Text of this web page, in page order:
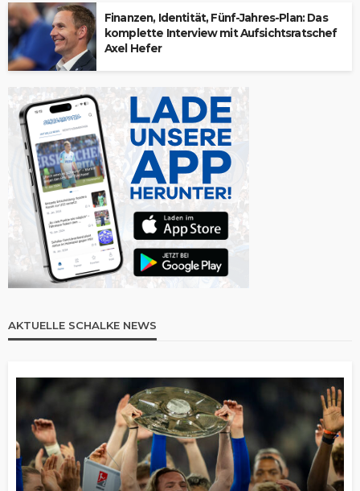
Finanzen, Identität, Fünf-Jahres-Plan: Das
komplette Interview mit Aufsichtsratschef
Axel Hefer
AKTUELLE SCHALKE NEWS